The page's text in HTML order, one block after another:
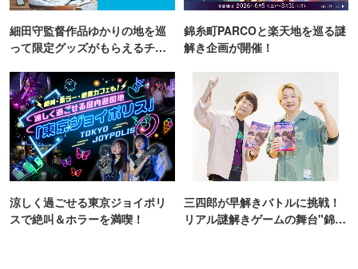
細田守監督作品ゆかりの地を巡
って限定グッズがもらえるチャ
錦糸町PARCOと楽天地を巡る謎
解き企画が開催！
涼しく過ごせる東京ジョイポリ
スで絶叫＆ホラーを満喫！
三四郎が早解きバトルに挑戦！
リアル謎解きゲームの舞台"錦糸